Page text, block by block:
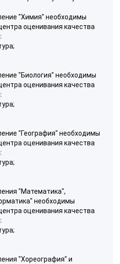
"Химия" необходимы
оценивания качества
"Биология" необходимы
оценивания качества
"География" необходимы
оценивания качества
"Математика",
необходимы
оценивания качества
"Хореография" и